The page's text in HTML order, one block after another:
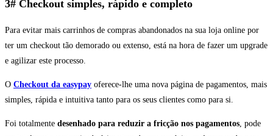
3# Checkout simples, rápido e completo
Para evitar mais carrinhos de compras abandonados na sua loja online por
ter um checkout tão demorado ou extenso, está na hora de fazer um upgrade
e agilizar este processo.
O Checkout da easypay oferece-lhe uma nova página de pagamentos, mais
simples, rápida e intuitiva tanto para os seus clientes como para si.
Foi totalmente desenhado para reduzir a fricção nos pagamentos , pode